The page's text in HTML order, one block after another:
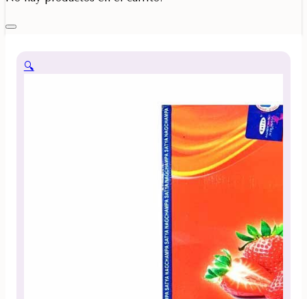
🔍